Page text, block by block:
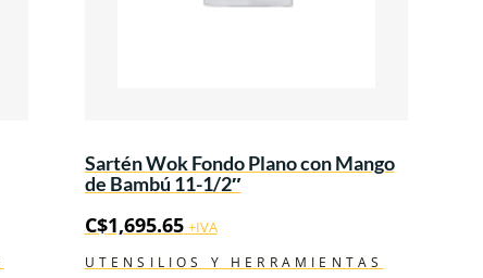
Sartén Wok Fondo Plano con Mango
de Bambú 11-1/2″
C$1,695.65 +IVA
UTENSILIOS Y HERRAMIENTAS